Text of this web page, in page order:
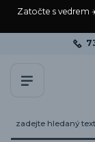
Zatočte s vedrem